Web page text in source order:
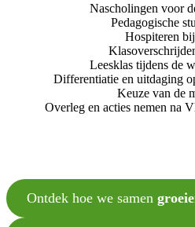
Nascholingen voor
Pedagogische
Hospiteren
Leesklas tijdens de
Differentiatie en uitdaging
Keuze van de
Overleg en acties nemen na
Ontdek hoe we samen